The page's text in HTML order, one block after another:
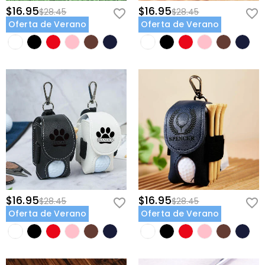
$16.95$28.45
Oferta de Verano
$16.95$28.45
Oferta de Verano
$16.95$28.45
Oferta de Verano
$16.95$28.45
Oferta de Verano